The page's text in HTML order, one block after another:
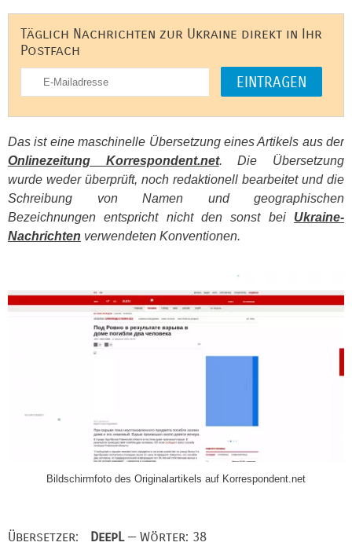
Täglich Nachrichten zur Ukraine direkt in Ihr
Postfach
Das ist eine maschinelle Übersetzung eines Artikels aus der
Onlinezeitung Korrespondent.net. Die Übersetzung
wurde weder überprüft, noch redaktionell bearbeitet und die
Schreibung von Namen und geographischen
Bezeichnungen entspricht nicht den sonst bei Ukraine-
Nachrichten verwendeten Konventionen.
Bildschirmfoto des Originalartikels auf Korrespondent.net
Übersetzer: DeepL— Wörter: 38